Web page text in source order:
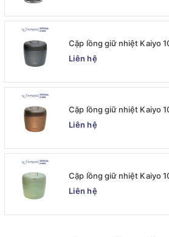
Cặp lồng giữ nhiệt Kaiyo
6537]
Liên hệ
Cặp lồng giữ nhiệt Kaiyo
[KVL-6520]
Liên hệ
Cặp lồng giữ nhiệt Kaiyo
[mã KVL-6513]
Liên hệ